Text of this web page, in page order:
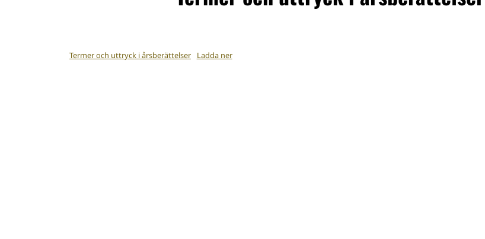
Termer och uttryck i årsberättelser Ladda ner